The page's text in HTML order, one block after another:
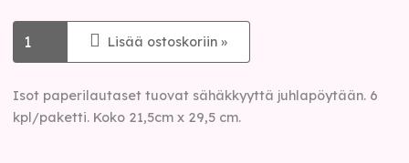
Lisää ostoskoriin »
Isot paperilautaset tuovat sähäkkyyttä juhlapöytään. 6
kpl/paketti. Koko 21,5cm x 29,5 cm.